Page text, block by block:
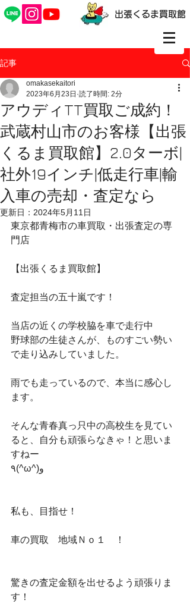
出張くるま買取館
記事
アウディTT買取ご成約！
武蔵村山市のお客様【出張
くるま買取館】2.0ターボ|
社外19インチ|低走行車|輸
入車の売却・査定なら
omakasekaitori
2023年6月23日 読了時間: 2分
更新日： 2024年5月11日
東京都青梅市の車買取・出張査定の専
門店
【出張くるま買取館】
査定担当の五十嵐です！
当店の近くの学校脇を車で走行中
野球部の生徒さんが、ものすごい勢い
で走り込みしていました。
雨でも走っているので、本当に感心し
ます。
そんな青春真っ只中の高校生を見てい
ると、自分も頑張らなきゃ！と思いま
すねー
٩(^ω^)و
私も、目指せ！
車の買取　地域Ｎｏ１　！
驚きの査定金額を出せるよう頑張りま
す！